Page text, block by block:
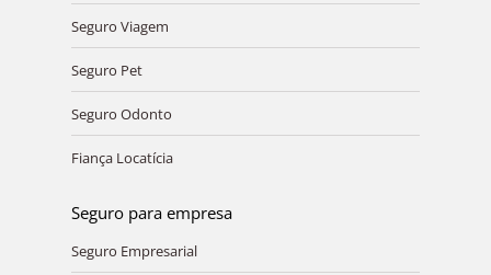
Seguro Viagem
Seguro Pet
Seguro Odonto
Fiança Locatícia
Seguro para empresa
Seguro Empresarial